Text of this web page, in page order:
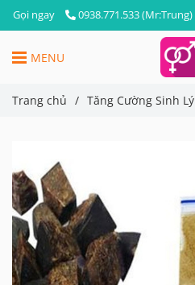
Gọi ngay 0938.771.533 (Mr:Trung)
MENU
Trang chủ / Tăng Cường Sinh Lý